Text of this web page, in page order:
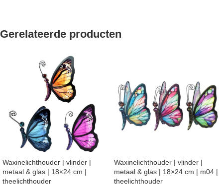
Gerelateerde producten
Waxinelichthouder | vlinder |
metaal & glas | 18×24 cm |
theelichthouder
Waxinelichthouder | vlinder |
metaal & glas | 18×24 cm | m04 |
theelichthouder